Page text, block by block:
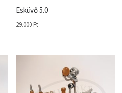
Esküvő 5.0
29.000 Ft